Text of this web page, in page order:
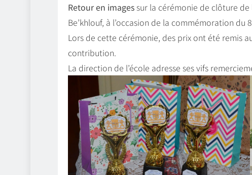
Retouren images sur la cérémonie de clôture
Be’khlouf, à l’occasion de la commémoration du
Lors de cette cérémonie, des prix ont été remis
contribution.
La direction de l’école adresse ses vifs